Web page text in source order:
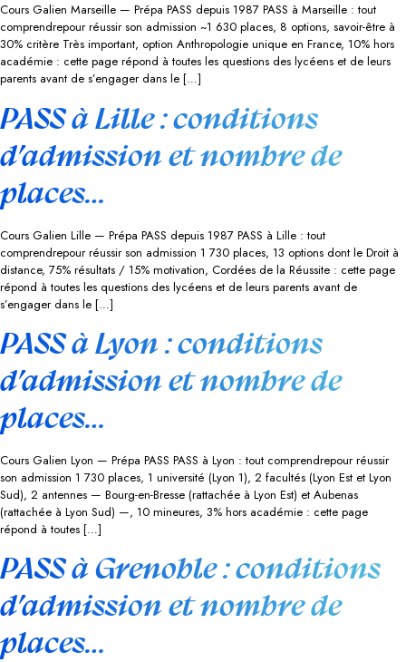
Cours Galien Marseille — Prépa PASS depuis 1987 PASS à Marseille : tout
comprendrepour réussir son admission ~1 630 places, 8 options, savoir-être à
30% critère Très important, option Anthropologie unique en France, 10% hors
académie : cette page répond à toutes les questions des lycéens et de leurs
parents avant de s’engager dans le […]
PASS à Lille : conditions
d’admission et nombre de
places…
Cours Galien Lille — Prépa PASS depuis 1987 PASS à Lille : tout
comprendrepour réussir son admission 1 730 places, 13 options dont le Droit à
distance, 75% résultats / 15% motivation, Cordées de la Réussite : cette page
répond à toutes les questions des lycéens et de leurs parents avant de
s’engager dans le […]
PASS à Lyon : conditions
d’admission et nombre de
places…
Cours Galien Lyon — Prépa PASS PASS à Lyon : tout comprendrepour réussir
son admission 1 730 places, 1 université (Lyon 1), 2 facultés (Lyon Est et Lyon
Sud), 2 antennes — Bourg-en-Bresse (rattachée à Lyon Est) et Aubenas
(rattachée à Lyon Sud) —, 10 mineures, 3% hors académie : cette page
répond à toutes […]
PASS à Grenoble : conditions
d’admission et nombre de
places…